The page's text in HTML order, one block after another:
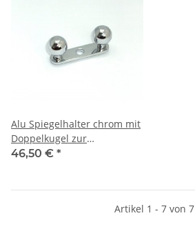
Alu Spiegelhalter chrom mit
Doppelkugel zur
Befestigung am Rückspiegel
46,50 € *
Artikel 1 - 7 von 7